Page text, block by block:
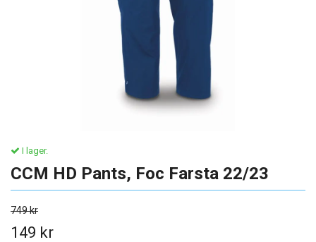
I lager.
CCM HD Pants, Foc Farsta 22/23
749 kr
149 kr